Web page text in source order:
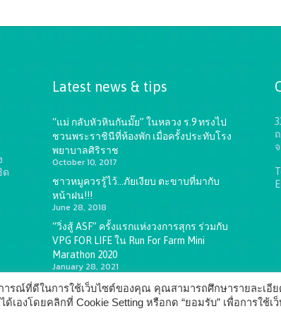
ด
Latest news & tips
“แม่ กลับหัวหินกันมั๊ย” ในหลวง ร.9 ทรงไป
ชวนพระราชินีที่ห้องพัก เมื่อครั้งประทับโรง
พยาบาลศิริราช
October 10, 2017
ชาวหมูควรรู้ไว้…ภัยเงียบ ตะขาบที่มากับ
หน้าฝน!!!
June 28, 2018
“วิ่งสู้ ASF” ครั้งแรกแห่งวงการสุกร ร่วมกับ
VPG FOR LIFE ใน Run For Farm Mini
Marathon 2020
January 28, 2021
ารณ์ที่ดีในการใช้เว็บไซต์ของคุณ คุณสามารถศึกษารายละเอี
เองโดยคลิกที่ Cookie Setting หรือกด “ยอมรับ” เพื่อการใช้เ